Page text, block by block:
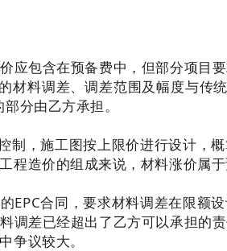
应包含在预备费中，但部分项目
材料调差、调差范围及幅度与传
分由乙方承担。
制，施工图按上限价进行设计，
程造价的组成来说，材料涨价属
EPC合同，要求材料调差在限额
调差已经超出了乙方可以承担的
争议较大。